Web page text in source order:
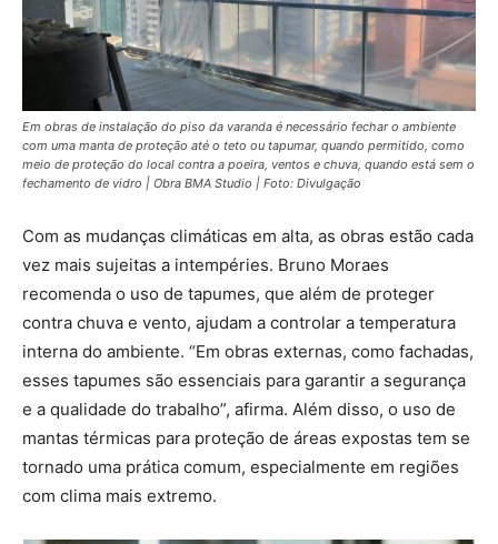
Em obras de instalação do piso da varanda é necessário fechar o ambiente
com uma manta de proteção até o teto ou tapumar, quando permitido, como
meio de proteção do local contra a poeira, ventos e chuva, quando está sem o
fechamento de vidro | Obra BMA Studio | Foto: Divulgação
Com as mudanças climáticas em alta, as obras estão cada
vez mais sujeitas a intempéries. Bruno Moraes
recomenda o uso de tapumes, que além de proteger
contra chuva e vento, ajudam a controlar a temperatura
interna do ambiente. “Em obras externas, como fachadas,
esses tapumes são essenciais para garantir a segurança
e a qualidade do trabalho”, afirma. Além disso, o uso de
mantas térmicas para proteção de áreas expostas tem se
tornado uma prática comum, especialmente em regiões
com clima mais extremo.